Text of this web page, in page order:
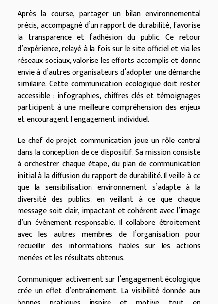
Après la course, partager un bilan environnemental
précis, accompagné d’un rapport de durabilité, favorise
la transparence et l’adhésion du public. Ce retour
d’expérience, relayé à la fois sur le site officiel et via les
réseaux sociaux, valorise les efforts accomplis et donne
envie à d’autres organisateurs d’adopter une démarche
similaire. Cette communication écologique doit rester
accessible : infographies, chiffres clés et témoignages
participent à une meilleure compréhension des enjeux
et encouragent l’engagement individuel.
Le chef de projet communication joue un rôle central
dans la conception de ce dispositif. Sa mission consiste
à orchestrer chaque étape, du plan de communication
initial à la diffusion du rapport de durabilité. Il veille à ce
que la sensibilisation environnement s’adapte à la
diversité des publics, en veillant à ce que chaque
message soit clair, impactant et cohérent avec l’image
d’un événement responsable. Il collabore étroitement
avec les autres membres de l’organisation pour
recueillir des informations fiables sur les actions
menées et les résultats obtenus.
Communiquer activement sur l’engagement écologique
crée un effet d’entraînement. La visibilité donnée aux